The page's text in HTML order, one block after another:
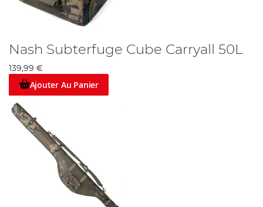
Nash Subterfuge Cube Carryall 50L
139,99 €
Ajouter Au Panier